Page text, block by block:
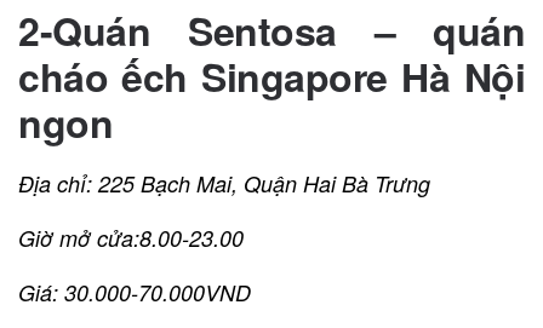
2-Quán Sentosa – quán
cháo ếch Singapore Hà Nội
ngon
Địa chỉ: 225 Bạch Mai, Quận Hai Bà Trưng
Giờ mở cửa:8.00-23.00
Giá: 30.000-70.000VND